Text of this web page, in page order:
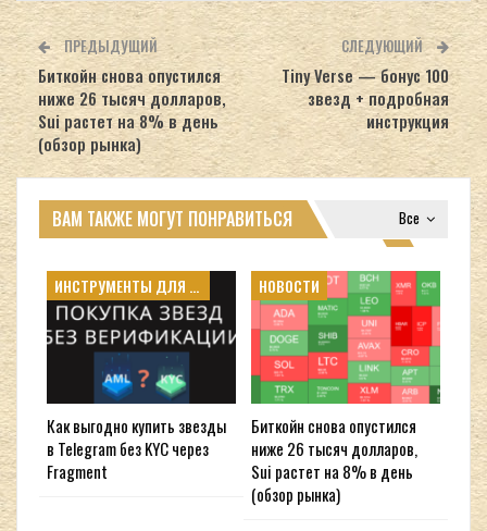
ПРЕДЫДУЩИЙ
Биткойн снова опустился
ниже 26 тысяч долларов,
Sui растет на 8% в день
(обзор рынка)
СЛЕДУЮЩИЙ
Tiny Verse — бонус 100
звезд + подробная
инструкция
Все
ВАМ ТАКЖЕ МОГУТ ПОНРАВИТЬСЯ
ИНСТРУМЕНТЫ ДЛЯ КРИПТЫ
Как выгодно купить звезды
в Telegram без KYC через
Fragment
НОВОСТИ
Биткойн снова опустился
ниже 26 тысяч долларов,
Sui растет на 8% в день
(обзор рынка)